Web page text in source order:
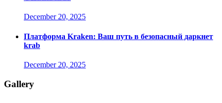
December 20, 2025
Платформа Kraken: Ваш путь в безопасный даркнет
krab
December 20, 2025
Gallery